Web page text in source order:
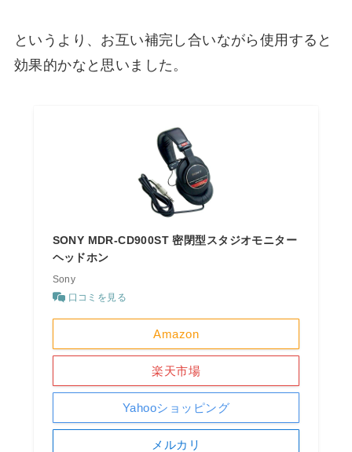
というより、お互い補完し合いながら使用すると
効果的かなと思いました。
SONY MDR-CD900ST 密閉型スタジオモニター
ヘッドホン
Sony
口コミを見る
Amazon
楽天市場
Yahooショッピング
メルカリ